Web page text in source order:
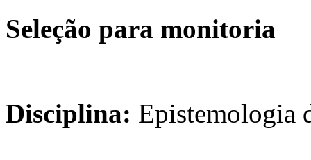
Seleção para monitoria
Disciplina: Epistemologia